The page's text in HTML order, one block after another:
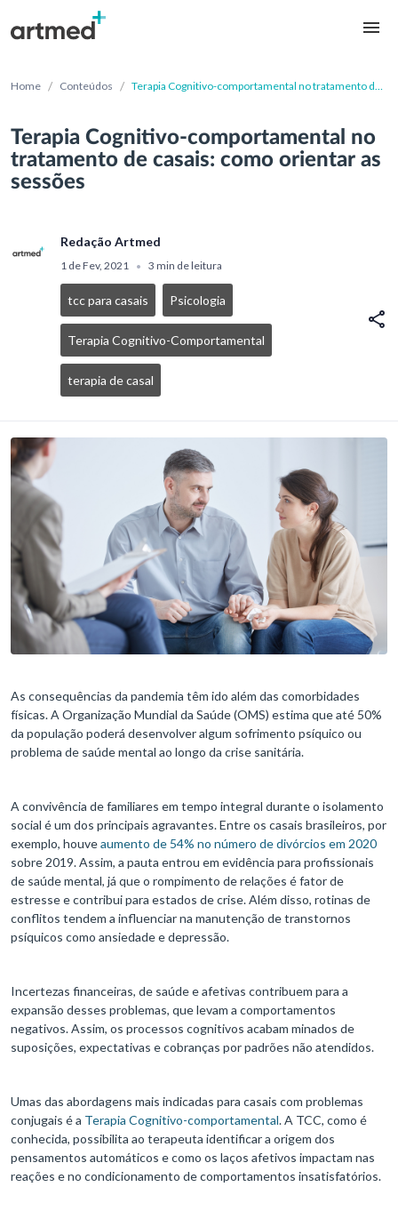
Home / Conteúdos / Terapia Cognitivo-comportamental no tratamento de
Terapia Cognitivo-comportamental no
tratamento de casais: como orientar as
sessões
Redação Artmed
1 de Fev, 2021 • 3 min de leitura
tcc para casais Psicologia
Terapia Cognitivo-Comportamental
terapia de casal
As consequências da pandemia têm ido além das comorbidades
físicas. A Organização Mundial da Saúde (OMS) estima que até 50%
da população poderá desenvolver algum sofrimento psíquico ou
problema de saúde mental ao longo da crise sanitária.
A convivência de familiares em tempo integral durante o isolamento
social é um dos principais agravantes. Entre os casais brasileiros, por
exemplo, houveaumento de 54% no número de divórcios em 2020
sobre 2019. Assim, a pauta entrou em evidência para profissionais
de saúde mental, já que o rompimento de relações é fator de
estresse e contribui para estados de crise. Além disso, rotinas de
conflitos tendem a influenciar na manutenção de transtornos
psíquicos como ansiedade e depressão.
Incertezas financeiras, de saúde e afetivas contribuem para a
expansão desses problemas, que levam a comportamentos
negativos. Assim, os processos cognitivos acabam minados de
suposições, expectativas e cobranças por padrões não atendidos.
Umas das abordagens mais indicadas para casais com problemas
conjugais é a Terapia Cognitivo-comportamental. A TCC, como é
conhecida, possibilita ao terapeuta identificar a origem dos
pensamentos automáticos e como os laços afetivos impactam nas
reações e no condicionamento de comportamentos insatisfatórios.